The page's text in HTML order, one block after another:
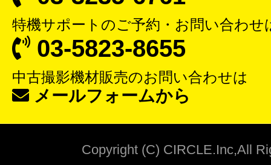
特機サポート のご予約・お問い合わせ
03-5823-8655
中古撮影機材販売のお問い合わせは
メールフォームから
Copyright (C) CIRCLE.Inc,All